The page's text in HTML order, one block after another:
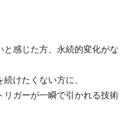
と感じた方、 永続的変化がな
続けたくない方に、
ガーが一瞬で引かれる技術